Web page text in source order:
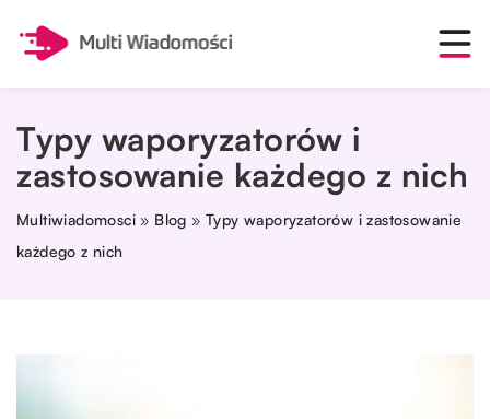
Typy waporyzatorów i
zastosowanie każdego z nich
Multiwiadomosci » Blog »Typy waporyzatorów i zastosowanie
każdego z nich